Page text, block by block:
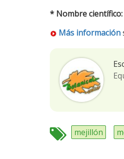
* Nombre científico:
Más información
mejillón